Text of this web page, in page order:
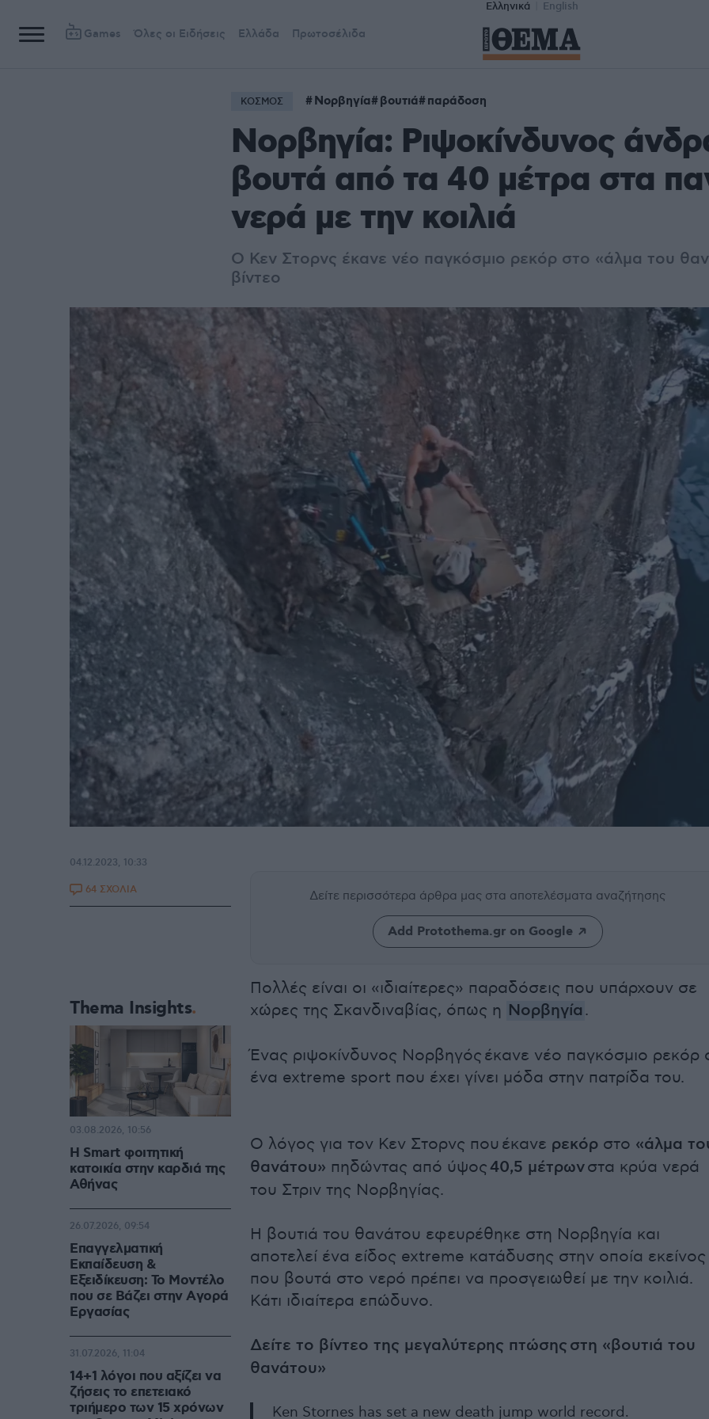
Ελληνικά English
Games Όλες οι Ειδήσεις Ελλάδα Πρωτοσέλιδα
ΚΟΣΜΟΣ Νορβηγία βουτιά παράδοση
Νορβηγία: Ριψοκίνδυνος
βουτά από τα 40 μέτρα στα
νερά με την κοιλιά
Ο Κεν Στορνς έκανε νέο παγκόσμιο ρεκόρ στο «άλμα του
βίντεο
Δείτε περισσότερα άρθρα μας στα αποτελέσματα αναζήτησης
Add Protothema.gr on Google
Πολλές είναι οι «ιδιαίτερες» παραδόσεις που υπάρχουν σε
χώρες της Σκανδιναβίας, όπως η Νορβηγία .
Ένας ριψοκίνδυνος Νορβηγός έκανε νέο παγκόσμιο ρεκόρ
ένα extreme sport που έχει γίνει μόδα στην πατρίδα του.
Ο λόγος για τον Κεν Στορνς που έκανε ρεκόρ στο «άλμα
θανάτου» πηδώντας από ύψος 40,5 μέτρωνστα κρύα νερά
του Στριν της Νορβηγίας.
Η βουτιά του θανάτου εφευρέθηκε στη Νορβηγία και
αποτελεί ένα είδος extreme κατάδυσης στην οποία εκείνος
που βουτά στο νερό πρέπει να προσγειωθεί με την κοιλιά.
Κάτι ιδιαίτερα επώδυνο.
Δείτε το βίντεο της μεγαλύτερης πτώσης στη «βουτιά του
θανάτου»
Ken Stornes has set a new death jump world record.
04.12.2023, 10:33
64 ΣΧΟΛΙΑ
Thema Insights
Η Smart φοιτητική
κατοικία στην καρδιά της
Αθήνας
03.08.2026, 10:56
Επαγγελματική
Εκπαίδευση &
Εξειδίκευση: Το Mοντέλο
που σε Bάζει στην Aγορά
Eργασίας
26.07.2026, 09:54
14+1 λόγοι που αξίζει να
ζήσεις το επετειακό
τριήμερο των 15 χρόνων
31.07.2026, 11:04